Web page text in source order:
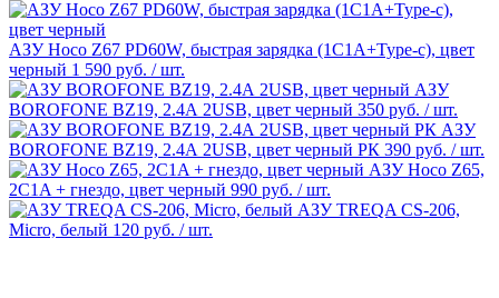
АЗУ Hoco Z67 PD60W, быстрая зарядка (1C1A+Type-c), цвет
черный 1 590 руб. / шт.
АЗУ
BOROFONE BZ19, 2.4А 2USB, цвет черный 350 руб. / шт.
АЗУ
BOROFONE BZ19, 2.4А 2USB, цвет черный РК 390 руб. / шт.
АЗУ Hoco Z65,
2C1A + гнездо, цвет черный 990 руб. / шт.
АЗУ TREQA CS-206,
Micro, белый 120 руб. / шт.